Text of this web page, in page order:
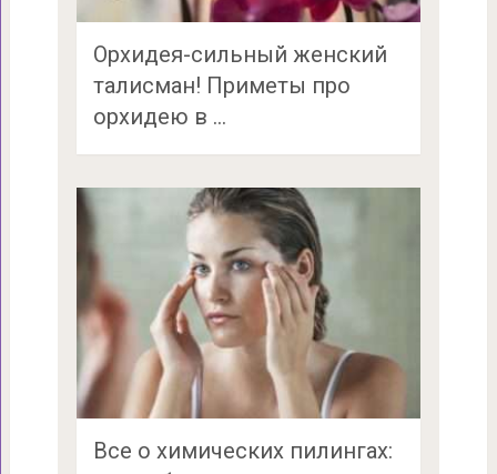
Орхидея-сильный женский
талисман! Приметы про
орхидею в …
Все о химических пилингах: